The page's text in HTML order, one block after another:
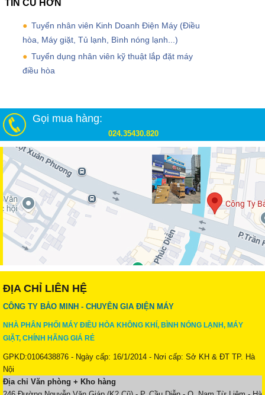
TIN CŨ HƠN
Tuyển nhân viên Kinh Doanh Điện Máy (Điều
hòa, Máy giặt, Tủ lạnh, Bình nóng lạnh...)
Tuyển dụng nhân viên kỹ thuật lắp đặt máy
điều hòa
Gọi mua hàng:
024.35430.820
ĐỊA CHỈ LIÊN HỆ
CÔNG TY BẢO MINH - CHUYÊN GIA ĐIỆN MÁY
NHÀ PHÂN PHỐI MÁY ĐIỀU HÒA KHÔNG KHÍ, BÌNH NÓNG LẠNH, MÁY
GIẶT, CHÍNH HÃNG GIÁ RẺ
GPKD:0106438876 - Ngày cấp: 16/1/2014 - Nơi cấp: Sở KH & ĐT TP. Hà
Nội
Địa chỉ Văn phòng + Kho hàng